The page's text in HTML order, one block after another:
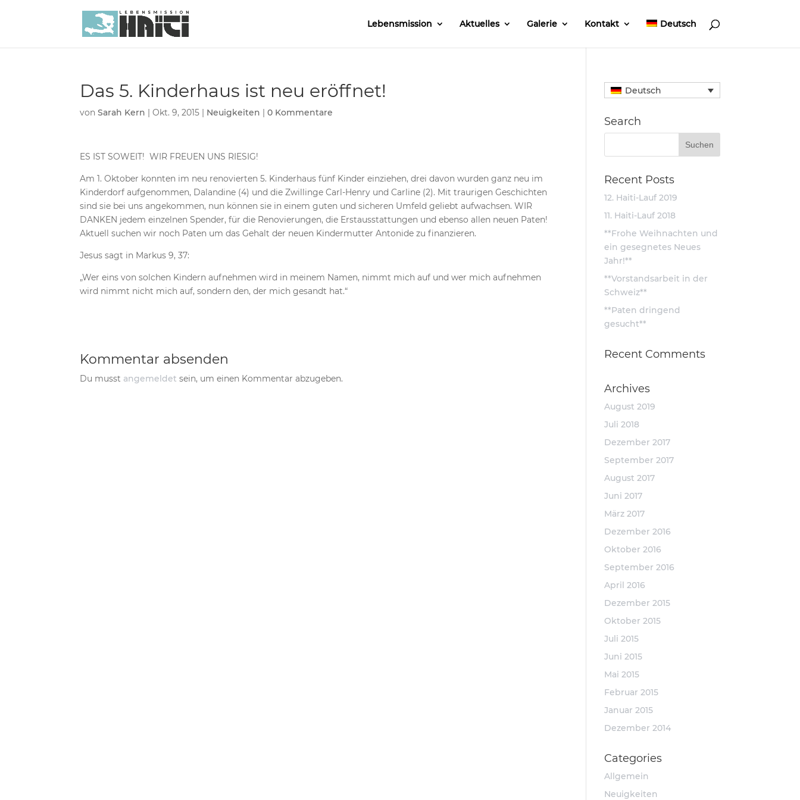
Lebensmission Aktuelles Galerie Kontakt Deutsch
Das 5. Kinderhaus ist neu eröffnet!
vonSarah Kern |Okt. 9, 2015 | Neuigkeiten |0 Kommentare
ES IST SOWEIT! WIR FREUEN UNS RIESIG!
Am 1. Oktober konnten im neu renovierten 5. Kinderhaus fünf Kinder einziehen, drei davon wurden ganz neu im
Kinderdorf aufgenommen, Dalandine (4) und die Zwillinge Carl-Henry und Carline (2). Mit traurigen Geschichten
sind sie bei uns angekommen, nun können sie in einem guten und sicheren Umfeld geliebt aufwachsen. WIR
DANKEN jedem einzelnen Spender, für die Renovierungen, die Erstausstattungen und ebenso allen neuen Paten!
Aktuell suchen wir noch Paten um das Gehalt der neuen Kindermutter Antonide zu finanzieren.
Jesus sagt in Markus 9, 37:
„Wer eins von solchen Kindern aufnehmen wird in meinem Namen, nimmt mich auf und wer mich aufnehmen
wird nimmt nicht mich auf, sondern den, der mich gesandt hat.“
Kommentar absenden
Du musst angemeldet sein, um einen Kommentar abzugeben.
Deutsch
Search
Recent Posts
12. Haiti-Lauf 2019
11. Haiti-Lauf 2018
**Frohe Weihnachten und
ein gesegnetes Neues
Jahr!**
**Vorstandsarbeit in der
Schweiz**
**Paten dringend
gesucht**
Recent Comments
Archives
August 2019
Juli 2018
Dezember 2017
September 2017
August 2017
Juni 2017
März 2017
Dezember 2016
Oktober 2016
September 2016
April 2016
Dezember 2015
Oktober 2015
Juli 2015
Juni 2015
Mai 2015
Februar 2015
Januar 2015
Dezember 2014
Categories
Allgemein
Neuigkeiten